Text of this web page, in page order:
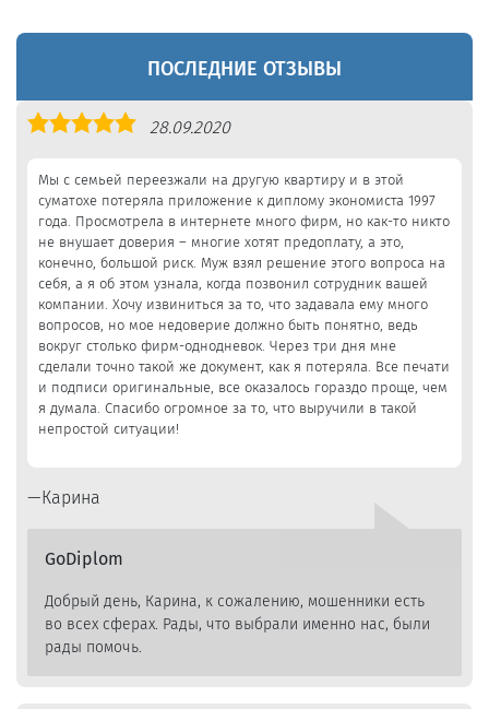
ПОСЛЕДНИЕ ОТЗЫВЫ
Оценка
28.09.2020
Мы с семьей переезжали на другую квартиру и в этой
суматохе потеряла приложение к диплому экономиста 1997
года. Просмотрела в интернете много фирм, но как-то никто
не внушает доверия – многие хотят предоплату, а это,
конечно, большой риск. Муж взял решение этого вопроса на
себя, а я об этом узнала, когда позвонил сотрудник вашей
компании. Хочу извиниться за то, что задавала ему много
вопросов, но мое недоверие должно быть понятно, ведь
вокруг столько фирм-однодневок. Через три дня мне
сделали точно такой же документ, как я потеряла. Все печати
и подписи оригинальные, все оказалось гораздо проще, чем
я думала. Спасибо огромное за то, что выручили в такой
непростой ситуации!
Карина
GoDiplom
Добрый день, Карина, к сожалению, мошенники есть
во всех сферах. Рады, что выбрали именно нас, были
рады помочь.